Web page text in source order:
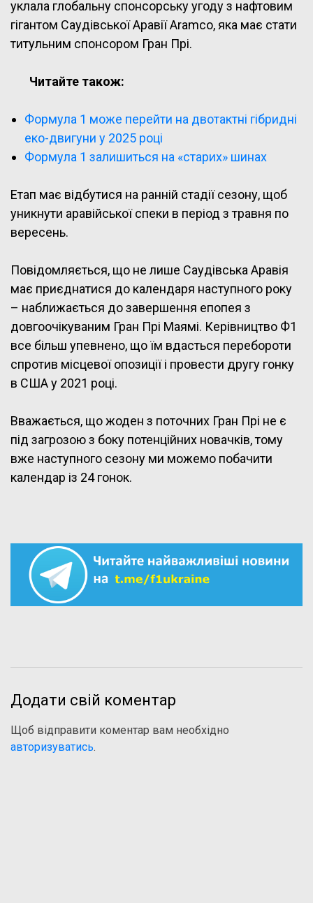
уклала глобальну спонсорську угоду з нафтовим
гігантом Саудівської Аравії Aramco, яка має стати
титульним спонсором Гран Прі.
Читайте також:
Формула 1 може перейти на двотактні гібридні
еко-двигуни у 2025 році
Формула 1 залишиться на «старих» шинах
Етап має відбутися на ранній стадії сезону, щоб
уникнути аравійської спеки в період з травня по
вересень.
Повідомляється, що не лише Саудівська Аравія
має приєднатися до календаря наступного року
– наближається до завершення епопея з
довгоочікуваним Гран Прі Маямі. Керівництво Ф1
все більш упевнено, що їм вдасться перебороти
спротив місцевої опозиції і провести другу гонку
в США у 2021 році.
Вважається, що жоден з поточних Гран Прі не є
під загрозою з боку потенційних новачків, тому
вже наступного сезону ми можемо побачити
календар із 24 гонок.
Додати свій коментар
Щоб відправити коментар вам необхідно
авторизуватись.